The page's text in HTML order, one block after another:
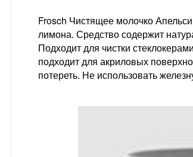
Frosch Чистящее молочко
лимона. Средство содержит
Подходит для чистки
подходит для акриловых
потереть. Не использовать